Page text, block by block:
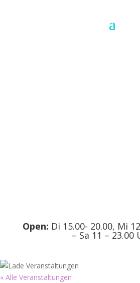
Open: Di 15.00- 20.00, Mi
– Sa 11 – 23.00
« Alle Veranstaltungen